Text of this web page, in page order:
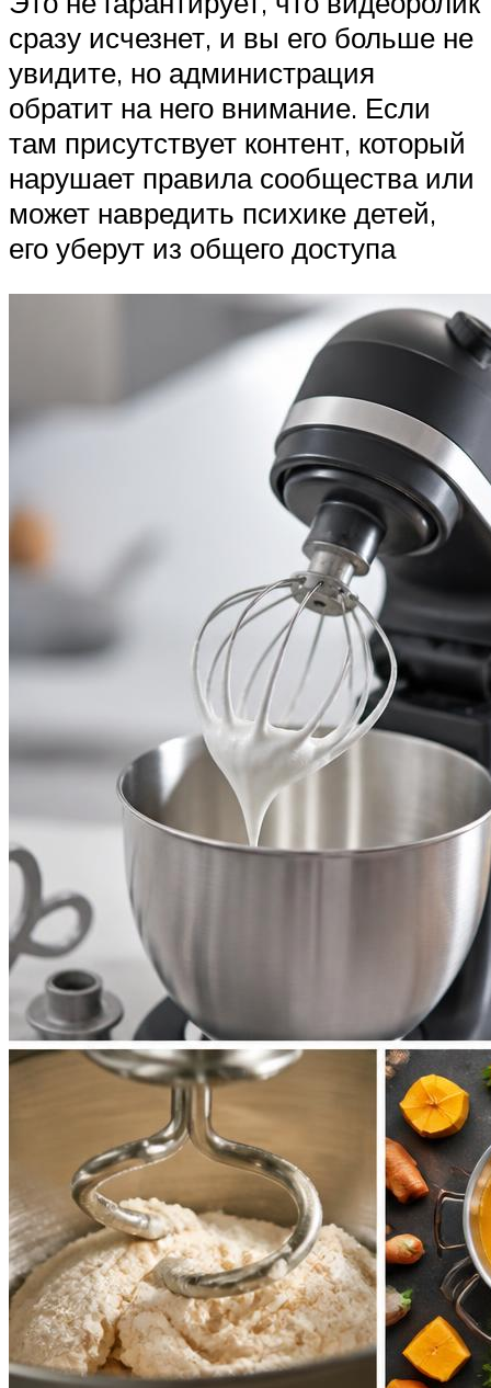
сразу исчезнет, и вы его больше не
увидите, но администрация
обратит на него внимание. Если
там присутствует контент, который
нарушает правила сообщества или
может навредить психике детей,
его уберут из общего доступа